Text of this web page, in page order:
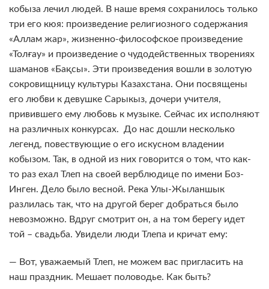
кобыза лечил людей. В наше время сохранилось только
три его кюя: произведение религиозного содержания
«Аллам жар», жизненно-философское произведение
«Толғау» и произведение о чудодейственных творениях
шаманов «Бақсы». Эти произведения вошли в золотую
сокровищницу культуры Казахстана. Они посвящены
его любви к девушке Сарыкыз, дочери учителя,
привившего ему любовь к музыке. Сейчас их исполняют
на различных конкурсах. До нас дошли несколько
легенд, повествующие о его искусном владении
кобызом. Так, в одной из них говорится о том, что как-
то раз ехал Тлеп на своей верблюдице по имени Боз-
Инген. Дело было весной. Река Улы-Жыланшык
разлилась так, что на другой берег добраться было
невозможно. Вдруг смотрит он, а на том берегу идет
той – свадьба. Увидели люди Тлепа и кричат ему:
— Вот, уважаемый Тлеп, не можем вас пригласить на
наш праздник. Мешает половодье. Как быть?